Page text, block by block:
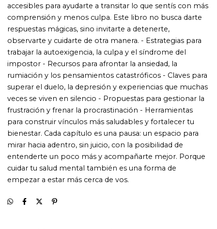
empezar a estar más cerca de vos.